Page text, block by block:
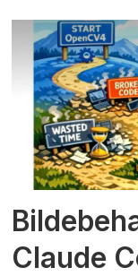
Claude